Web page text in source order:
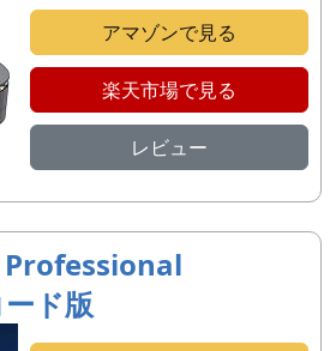
アマゾンで見る
楽天市場で見る
レビュー
ド版